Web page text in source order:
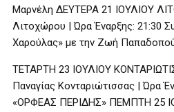
Μαρνέλη ΔΕΥΤΕΡΑ 21 ΙΟΥΛΙΟΥ
Λιτοχώρου | Ώρα Έναρξης: 21:30
Χαρούλας» με την Ζωή
ΤΕΤΑΡΤΗ 23 ΙΟΥΛΙΟΥ
Παναγίας Κονταριώτισσας | Ώρα
«ΟΡΦΕΑΣ ΠΕΡΙΔΗΣ» ΠΕΜΠΤΗ 25